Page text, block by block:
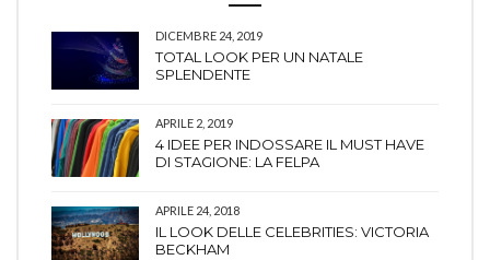
DICEMBRE 24, 2019
TOTAL LOOK PER UN NATALE
SPLENDENTE
APRILE 2, 2019
4 IDEE PER INDOSSARE IL MUST HAVE
DI STAGIONE: LA FELPA
APRILE 24, 2018
IL LOOK DELLE CELEBRITIES: VICTORIA
BECKHAM